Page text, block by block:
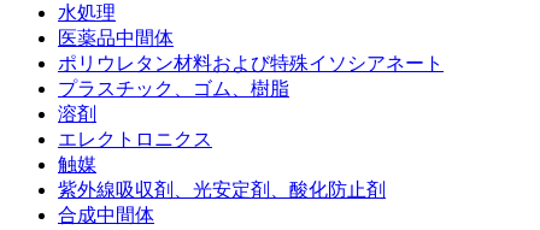
水処理
医薬品中間体
ポリウレタン材料および特殊イソシアネート
プラスチック、ゴム、樹脂
溶剤
エレクトロニクス
触媒
紫外線吸収剤、光安定剤、酸化防止剤
合成中間体